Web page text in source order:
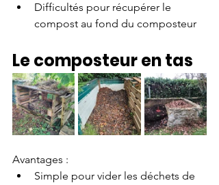
Difficultés pour récupérer le
compost au fond du composteur
Le composteur en tas
Avantages :
Simple pour vider les déchets de